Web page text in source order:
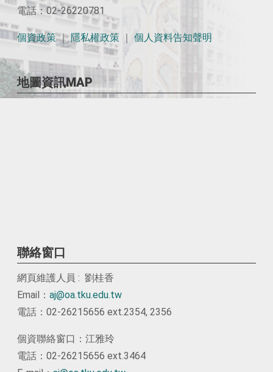
電話：02-26220781
個資政策｜ 隱私權政策 ｜ 個人資料告知聲明
地圖資訊MAP
聯絡窗口
網頁維護人員 : 劉桂香
Email： aj@oa.tku.edu.tw
電話：02-26215656 ext.2354, 2356
個資聯絡窗口：江雅玲
電話：02-26215656 ext.3464